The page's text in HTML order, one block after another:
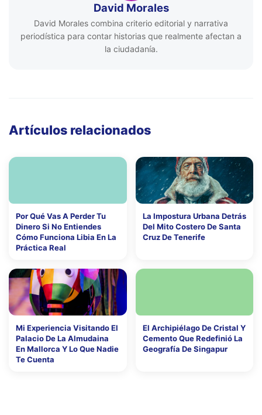
David Morales
David Morales combina criterio editorial y narrativa
periodística para contar historias que realmente afectan a
la ciudadanía.
Artículos relacionados
Por Qué Vas A Perder Tu
Dinero Si No Entiendes
Cómo Funciona Libia En La
Práctica Real
La Impostura Urbana Detrás
Del Mito Costero De Santa
Cruz De Tenerife
Mi Experiencia Visitando El
Palacio De La Almudaina
En Mallorca Y Lo Que Nadie
Te Cuenta
El Archipiélago De Cristal Y
Cemento Que Redefinió La
Geografía De Singapur